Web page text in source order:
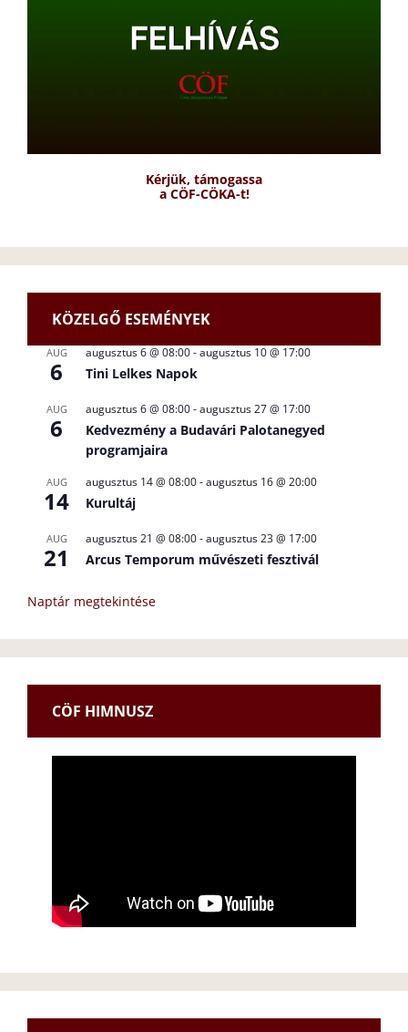
Kérjük, támogassa
a CÖF-CÖKA-t!
KÖZELGŐ ESEMÉNYEK
AUG
6
augusztus 6 @ 08:00-augusztus 10 @ 17:00
Tini Lelkes Napok
AUG
6
augusztus 6 @ 08:00-augusztus 27 @ 17:00
Kedvezmény a Budavári Palotanegyed
programjaira
AUG
14
augusztus 14 @ 08:00-augusztus 16 @ 20:00
Kurultáj
AUG
21
augusztus 21 @ 08:00-augusztus 23 @ 17:00
Arcus Temporum művészeti fesztivál
Naptár megtekintése
CÖF HIMNUSZ